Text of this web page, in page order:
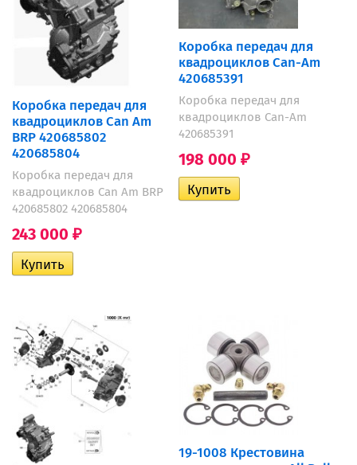
Коробка передач для
квадроциклов Can Am
BRP 420685802
420685804
Коробка передач для
квадроциклов Can Am BRP
420685802 420685804
243 000 ₽
Коробка передач для
квадроциклов Can-Am
420685391
Коробка передач для
квадроциклов Can-Am
420685391
198 000 ₽
19-1008 Крестовина